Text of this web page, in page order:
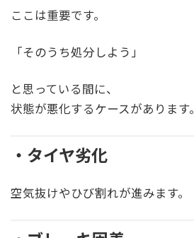
ここは重要です。
「そのうち処分しよう」
と思っている間に、
状態が悪化するケースがあります。
・タイヤ劣化
空気抜けやひび割れが進みます。